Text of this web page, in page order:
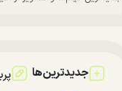
جدیدترین‌ها